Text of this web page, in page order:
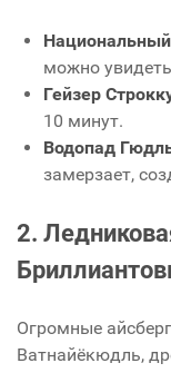
можно
Гейзер
10 минут.
Водопад
замерзает,
2.
Огромные
Ватнайёкюдль,